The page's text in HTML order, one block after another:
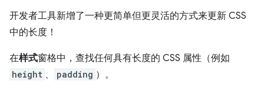
开发者工具新增了一种更简单但更灵活的方式来更新 CSS
中的长度！
在样式窗格中，查找任何具有长度的 CSS 属性（例如
height 、 padding ）。